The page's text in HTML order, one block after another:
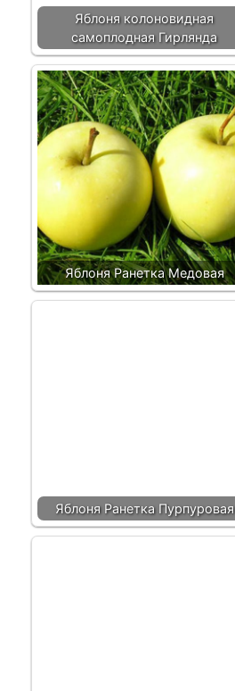
Яблоня колоновидная
самоплодная Гирлянда
Яблоня Ранетка Медовая
Яблоня Ранетка Пурпуровая